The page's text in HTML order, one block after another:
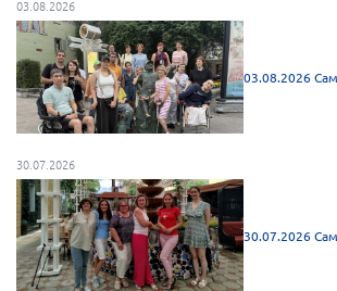
Нормативно-правовые документы
Методическая литература для НКО
Публичные отчеты
Исследования, аналитика, мнения
Всероссийская онлайн конференция
"Рассеянный склероз. XX лет
ОООИБРС" (25-29.08.2020)
Всероссийская конференция-
"Рассеянный склероз: новые
29.05.2022)
03.08.2026
03.08.2026
30.07.2026
30.07.2026